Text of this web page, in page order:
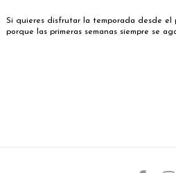
Si quieres disfrutar la temporada desde el
porque las primeras semanas siempre se